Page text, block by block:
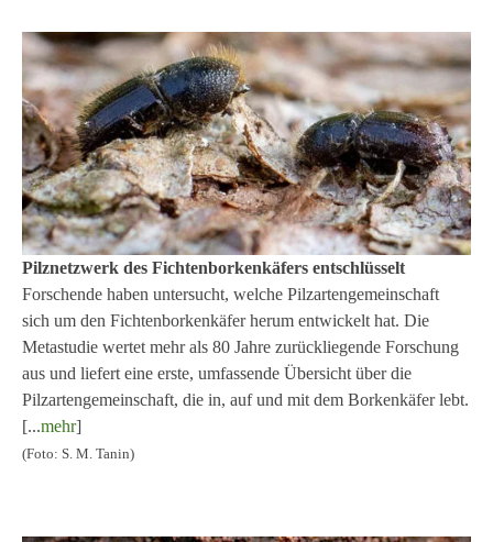
Pilznetzwerk des Fichtenborkenkäfers entschlüsselt
Forschende haben untersucht, welche Pilzartengemeinschaft
sich um den Fichtenborkenkäfer herum entwickelt hat. Die
Metastudie wertet mehr als 80 Jahre zurückliegende Forschung
aus und liefert eine erste, umfassende Übersicht über die
Pilzartengemeinschaft, die in, auf und mit dem Borkenkäfer lebt.
[...mehr]
(Foto: S. M. Tanin)